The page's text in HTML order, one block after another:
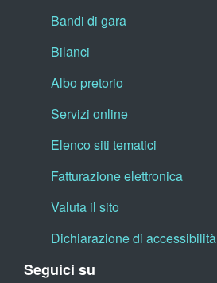
Bandi di gara
Bilanci
Albo pretorio
Servizi online
Elenco siti tematici
Fatturazione elettronica
Valuta il sito
Dichiarazione di accessibilità
Seguici su